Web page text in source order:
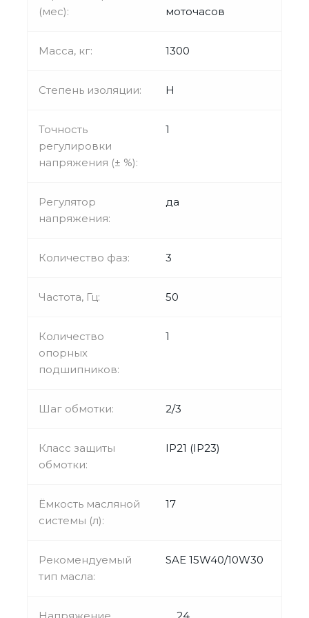
(мес):
моточасов
Масса, кг: 1300
Степень изоляции: H
Точность
регулировки
напряжения (± %):
1
Регулятор
напряжения:
да
Количество фаз: 3
Частота, Гц: 50
Количество
опорных
подшипников:
1
Шаг обмотки: 2/3
Класс защиты
обмотки:
IP21 (IP23)
Ёмкость масляной
системы (л):
17
Рекомендуемый
тип масла:
SAE 15W40/10W30
Напряжение 24